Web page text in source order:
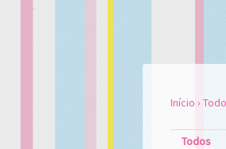
Início ›
Todos